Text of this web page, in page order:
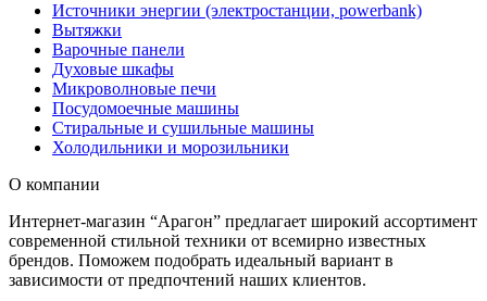
Источники энергии (электростанции, powerbank)
Вытяжки
Варочные панели
Духовые шкафы
Микроволновые печи
Посудомоечные машины
Стиральные и сушильные машины
Холодильники и морозильники
О компании
Интернет-магазин “Арагон” предлагает широкий ассортимент
современной стильной техники от всемирно известных
брендов. Поможем подобрать идеальный вариант в
зависимости от предпочтений наших клиентов.